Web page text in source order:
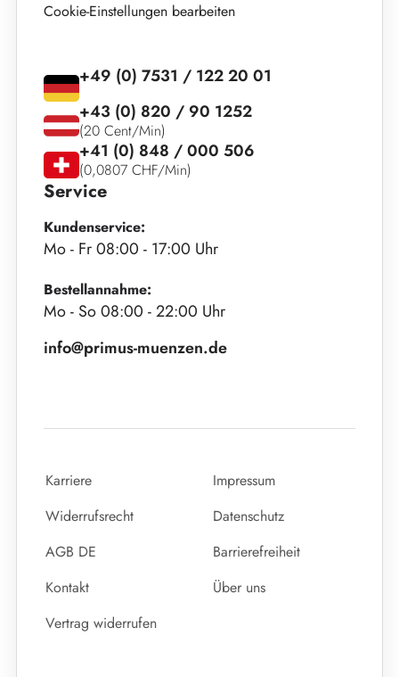
Cookie-Einstellungen bearbeiten
Service
Kundenservice:
Mo - Fr 08:00 - 17:00 Uhr
Bestellannahme:
Mo - So 08:00 - 22:00 Uhr
info@primus-muenzen.de
+49 (0) 7531 / 122 20 01
+43 (0) 820 / 90 1252
(20 Cent/Min)
+41 (0) 848 / 000 506
(0,0807 CHF/Min)
Karriere
Impressum
Widerrufsrecht
Datenschutz
AGB DE
Barrierefreiheit
Kontakt
Über uns
Vertrag widerrufen